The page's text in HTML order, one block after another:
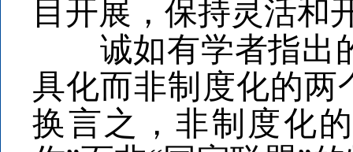
目开展，保持灵活和
诚如有学者指出的
具化而非制度化的两
换言之，非制度化